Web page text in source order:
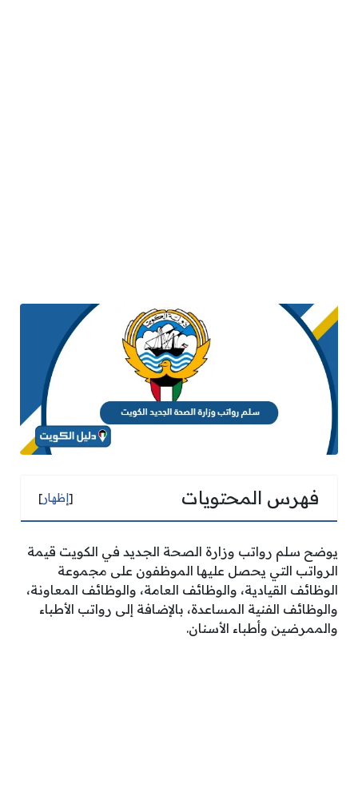
فهرس المحتويات [إظهار]
يوضح سلم رواتب وزارة الصحة الجديد في الكويت قيمة
الرواتب التي يحصل عليها الموظفون على مجموعة
الوظائف القيادية، والوظائف العامة، والوظائف المعاونة،
والوظائف الفنية المساعدة، بالإضافة إلى رواتب الأطباء
والممرضين وأطباء الأسنان.